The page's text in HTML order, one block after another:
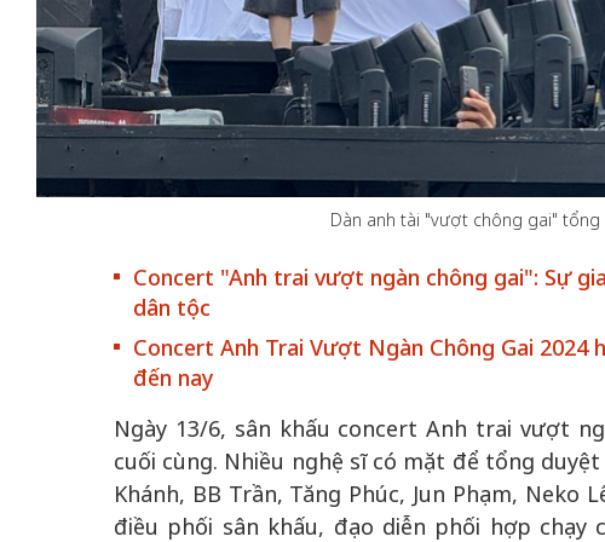
Dàn anh tài "vượt chông gai"
Concert "Anh trai vượt ngàn chông gai": Sự
dân tộc
Concert Anh Trai Vượt Ngàn Chông Gai
đến nay
Ngày 13/6, sân khấu concert Anh trai vượt
cuối cùng. Nhiều nghệ sĩ có mặt để tổng
Khánh, BB Trần, Tăng Phúc, Jun Phạm,
điều phối sân khấu, đạo diễn phối hợp
50 năm Việt Nam gia
định hình vị thế kiến
tạo | Kỳ 4: Sáng kiến
làm nên diện mạo mới
50 năm Việt Nam gia
nhập UNESCO: Khơi
định hình vị thế kiến
quốc tế bằng bản lĩnh